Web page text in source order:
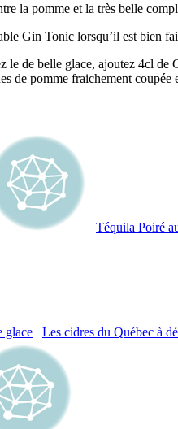
la pomme et la très belle
Gin Tonic lorsqu’il est bien
le de belle glace, ajoutez 4cl
de pomme fraichement
Téquila Poiré
Les cidres du Québec à